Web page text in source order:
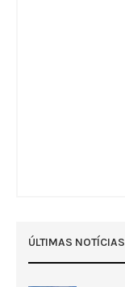
ÚLTIMAS NOTÍCIAS